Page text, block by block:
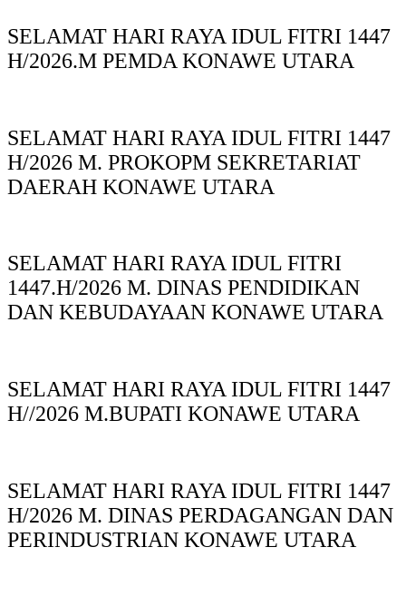
SELAMAT HARI RAYA IDUL FITRI 1447
H/2026.M PEMDA KONAWE UTARA
SELAMAT HARI RAYA IDUL FITRI 1447
H/2026 M. PROKOPM SEKRETARIAT
DAERAH KONAWE UTARA
SELAMAT HARI RAYA IDUL FITRI
1447.H/2026 M. DINAS PENDIDIKAN
DAN KEBUDAYAAN KONAWE UTARA
SELAMAT HARI RAYA IDUL FITRI 1447
H//2026 M.BUPATI KONAWE UTARA
SELAMAT HARI RAYA IDUL FITRI 1447
H/2026 M. DINAS PERDAGANGAN DAN
PERINDUSTRIAN KONAWE UTARA